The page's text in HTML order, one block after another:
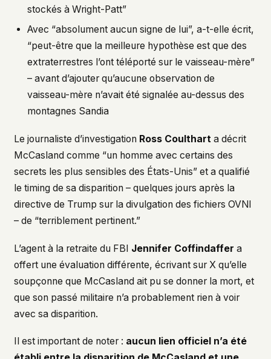
stockés à Wright-Patt”
Avec “absolument aucun signe de lui”, a-t-elle écrit,
“peut-être que la meilleure hypothèse est que des
extraterrestres l’ont téléporté sur le vaisseau-mère”
– avant d’ajouter qu’aucune observation de
vaisseau-mère n’avait été signalée au-dessus des
montagnes Sandia
Le journaliste d’investigation Ross Coulthart a décrit
McCasland comme “un homme avec certains des
secrets les plus sensibles des États-Unis” et a qualifié
le timing de sa disparition – quelques jours après la
directive de Trump sur la divulgation des fichiers OVNI
– de “terriblement pertinent.”
L’agent à la retraite du FBI Jennifer Coffindaffer a
offert une évaluation différente, écrivant sur X qu’elle
soupçonne que McCasland ait pu se donner la mort, et
que son passé militaire n’a probablement rien à voir
avec sa disparition.
Il est important de noter : aucun lien officiel n’a été